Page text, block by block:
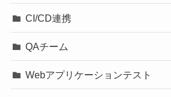
CI/CD連携
QAチーム
Webアプリケーションテスト